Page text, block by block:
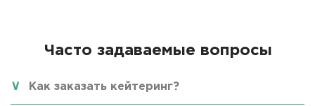
Часто задаваемые вопросы
Как заказать кейтеринг?